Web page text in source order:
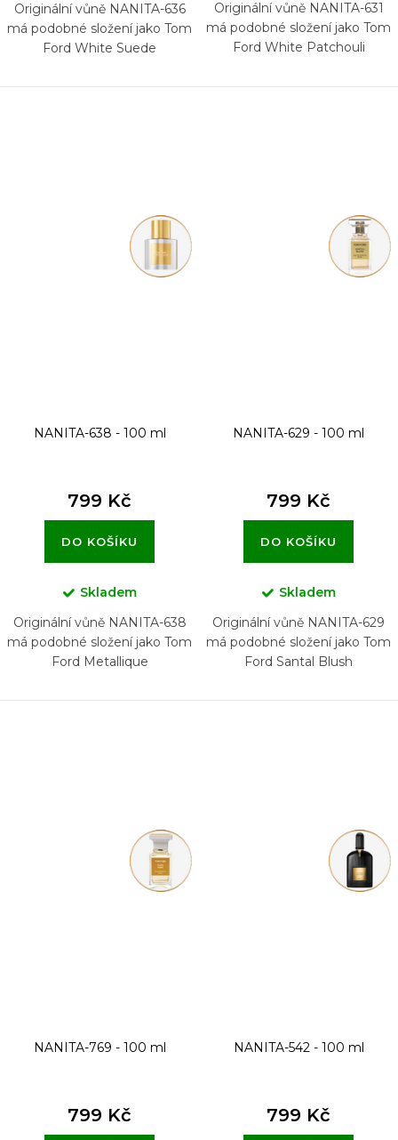
Originální vůně NANITA-636
má podobné složení jako Tom
Ford White Suede
Originální vůně NANITA-631
má podobné složení jako Tom
Ford White Patchouli
NANITA-638 - 100 ml
799 Kč
DO KOŠÍKU
Skladem
Originální vůně NANITA-638
má podobné složení jako Tom
Ford Metallique
NANITA-629 - 100 ml
799 Kč
DO KOŠÍKU
Skladem
Originální vůně NANITA-629
má podobné složení jako Tom
Ford Santal Blush
NANITA-769 - 100 ml
799 Kč
NANITA-542 - 100 ml
799 Kč